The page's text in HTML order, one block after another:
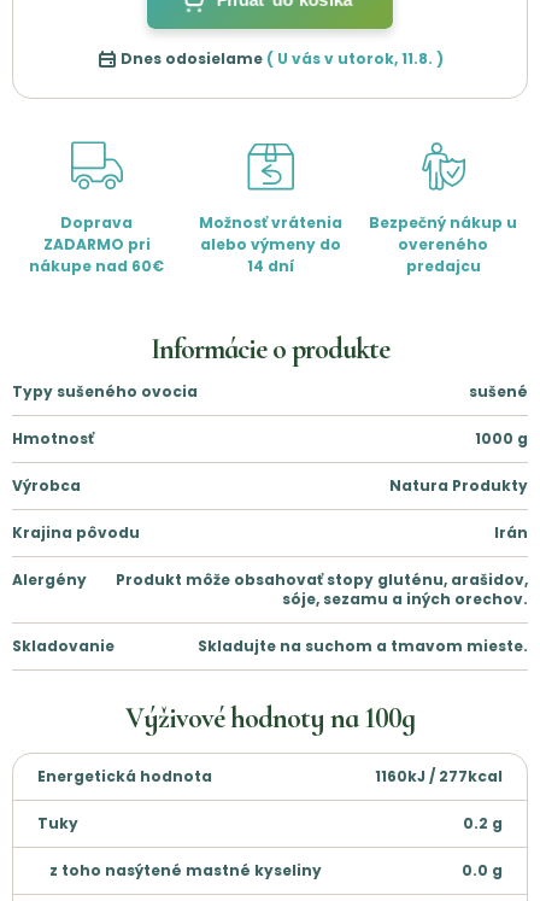
Dnes odosielame ( U vás v utorok,11.8. )
Doprava
ZADARMO pri
nákupe nad 60€
Možnosť vrátenia
alebo výmeny do
14 dní
Bezpečný nákup u
overeného
predajcu
Informácie o produkte
Typy sušeného ovocia sušené
Hmotnosť 1000 g
Výrobca Natura Produkty
Krajina pôvodu Irán
Alergény
Produkt môže obsahovať stopy gluténu, arašidov,
sóje, sezamu a iných orechov.
Skladovanie Skladujte na suchom a tmavom mieste.
Výživové hodnoty na100g
Energetická hodnota 1160kJ / 277kcal
Tuky 0.2 g
z toho nasýtené mastné kyseliny 0.0 g